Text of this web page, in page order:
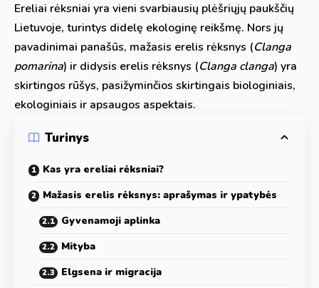
Ereliai rėksniai yra vieni svarbiausių plėšriųjų paukščių
Lietuvoje, turintys didelę ekologinę reikšmę. Nors jų
pavadinimai panašūs, mažasis erelis rėksnys (Clanga
pomarina) ir didysis erelis rėksnys (Clanga clanga) yra
skirtingos rūšys, pasižyminčios skirtingais biologiniais,
ekologiniais ir apsaugos aspektais.
Turinys
Kas yra ereliai rėksniai?
Mažasis erelis rėksnys: aprašymas ir ypatybės
Gyvenamoji aplinka
Mityba
Elgsena ir migracija